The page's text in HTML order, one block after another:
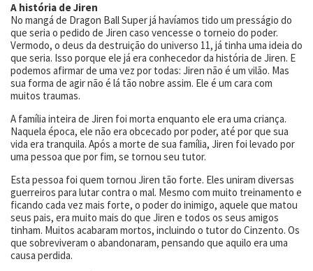
A história de Jiren
No mangá de Dragon Ball Super já havíamos tido um presságio do
que seria o pedido de Jiren caso vencesse o torneio do poder.
Vermodo, o deus da destruição do universo 11, já tinha uma ideia do
que seria. Isso porque ele já era conhecedor da história de Jiren. E
podemos afirmar de uma vez por todas: Jiren não é um vilão. Mas
sua forma de agir não é lá tão nobre assim. Ele é um cara com
muitos traumas.
A família inteira de Jiren foi morta enquanto ele era uma criança.
Naquela época, ele não era obcecado por poder, até por que sua
vida era tranquila. Após a morte de sua família, Jiren foi levado por
uma pessoa que por fim, se tornou seu tutor.
Esta pessoa foi quem tornou Jiren tão forte. Eles uniram diversas
guerreiros para lutar contra o mal. Mesmo com muito treinamento e
ficando cada vez mais forte, o poder do inimigo, aquele que matou
seus pais, era muito mais do que Jiren e todos os seus amigos
tinham. Muitos acabaram mortos, incluindo o tutor do Cinzento. Os
que sobreviveram o abandonaram, pensando que aquilo era uma
causa perdida.